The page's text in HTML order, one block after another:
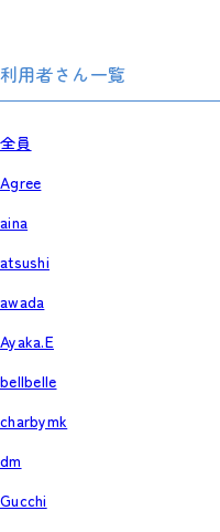
利用者さん一覧
全員
Agree
aina
atsushi
awada
Ayaka.E
bellbelle
charbymk
dm
Gucchi